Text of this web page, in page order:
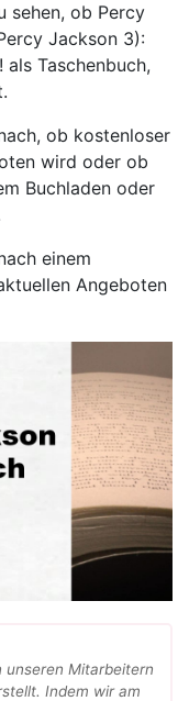
sehen, ob Percy
Jackson 3):
Taschenbuch,
ob kostenloser
wird oder ob
Buchladen oder
einem
Angeboten
unseren Mitarbeitern
Indem wir am